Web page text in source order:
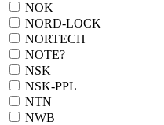
NOK
NORD-LOCK
NORTECH
NOTE?
NSK
NSK-PPL
NTN
NWB